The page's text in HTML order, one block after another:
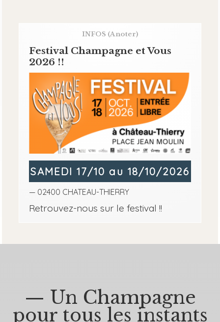
INFOS (A noter)
Festival Champagne et Vous
2026 !!
SAMEDI 17/10 au 18/10/2026
— 02400 CHATEAU-THIERRY
Retrouvez-nous sur le festival !!
— Un Champagne
pour tous les instants